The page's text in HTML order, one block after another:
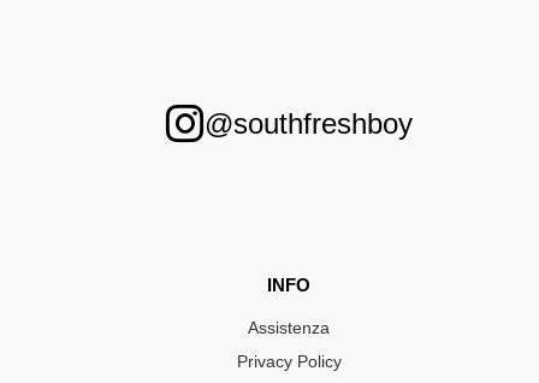
@southfreshboy
INFO
Assistenza
Privacy Policy